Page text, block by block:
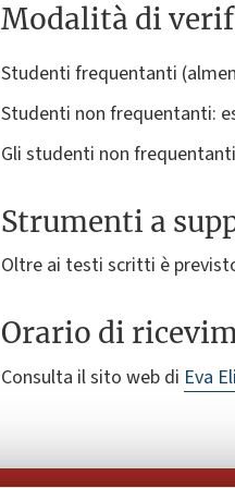
Modalità di
Studenti frequentanti
Studenti non frequentanti:
Gli studenti non
Strumenti a
Oltre ai testi scritti è
Orario di
Consulta il sito web di Eva